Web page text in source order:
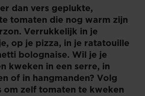
dan vers geplukte,
tomaten die nog warm zijn
Verrukkelijk in je
op je pizza, in je ratatouille
bolognaise. Wil je je
kweken in een serre, in
of in hangmanden? Volg
om zelf tomaten te kweken